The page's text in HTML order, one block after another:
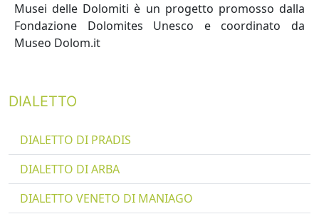
Musei delle Dolomiti è un progetto promosso dalla
Fondazione Dolomites Unesco e coordinato da
Museo Dolom.it
DIALETTO
DIALETTO DI PRADIS
DIALETTO DI ARBA
DIALETTO VENETO DI MANIAGO